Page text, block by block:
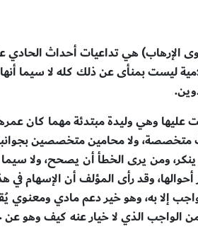
ليست بمنأى عن ذلك كله لا
وهي وليدة مبتدئة مهما كان
ولا محامين متخصصين بجوانبها
ينكر، ومن يرى الخطأ أن يصحح، ولا
وقد رأى المؤلف أن الإسهام في
إلا به، وهو خير دعم مادي